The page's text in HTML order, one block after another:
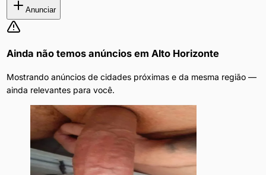
Anunciar
Ainda não temos anúncios em Alto Horizonte
Mostrando anúncios de cidades próximas e da mesma região —
ainda relevantes para você.